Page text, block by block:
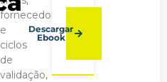
fornecedores
e
ciclos
de
validação,
Descargar
Ebook